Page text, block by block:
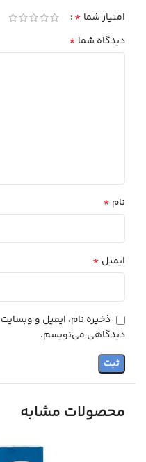
امتیاز شما *
دیدگاه شما *
نام *
ایمیل *
ذخیره نام، ایمیل و
دیدگاهی می‌نویسم.
محصولات مشابه